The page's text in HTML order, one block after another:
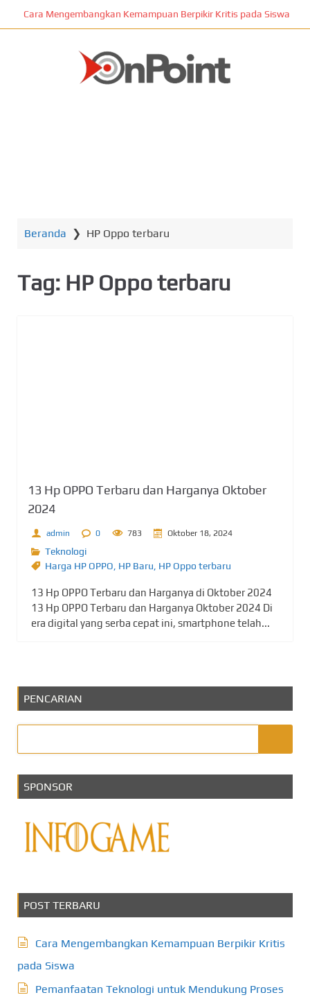
Cara Mengembangkan Kemampuan Berpikir Kritis pada Siswa
Beranda ❯ HP Oppo terbaru
Tag: HP Oppo terbaru
13 Hp OPPO Terbaru dan Harganya Oktober
2024
admin 0 783 Oktober 18, 2024
Teknologi
Harga HP OPPO, HP Baru, HP Oppo terbaru
13 Hp OPPO Terbaru dan Harganya di Oktober 2024
13 Hp OPPO Terbaru dan Harganya Oktober 2024 Di
era digital yang serba cepat ini, smartphone telah...
PENCARIAN
SPONSOR
POST TERBARU
Cara Mengembangkan Kemampuan Berpikir Kritis
pada Siswa
Pemanfaatan Teknologi untuk Mendukung Proses